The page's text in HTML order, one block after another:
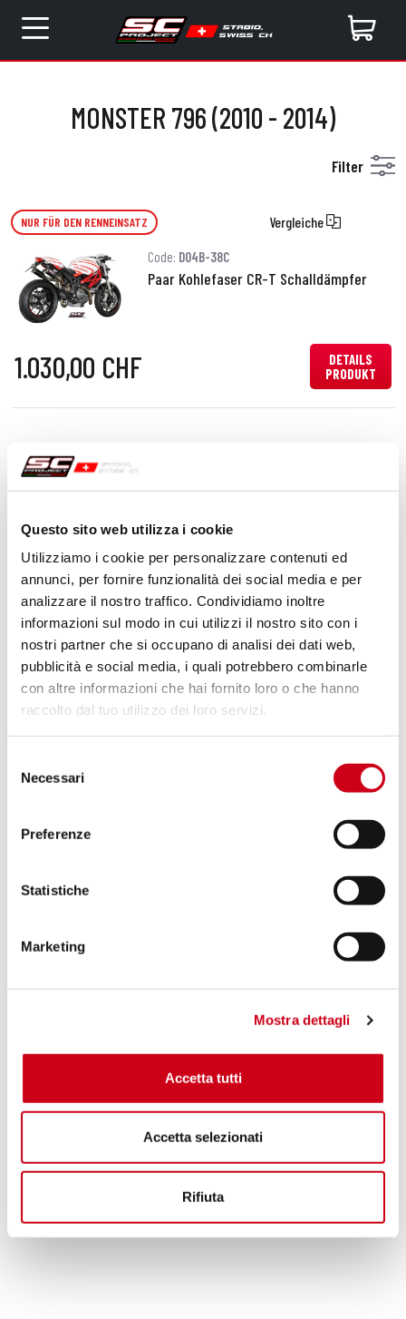
Questo sito web utilizza i cookie
Utilizziamo i cookie per personalizzare contenuti ed
annunci, per fornire funzionalità dei social media e per
analizzare il nostro traffico. Condividiamo inoltre
informazioni sul modo in cui utilizzi il nostro sito con i
nostri partner che si occupano di analisi dei dati web,
pubblicità e social media, i quali potrebbero combinarle
con altre informazioni che hai fornito loro o che hanno
raccolto dal tuo utilizzo dei loro servizi.
delNecessari
Preferenze
Statistiche
Marketing
Mostra dettagli
Accetta tutti
Accetta selezionati
Rifiuta
MONSTER 796 (2010 - 2014)
Filter
NUR FÜR DEN RENNEINSATZ Vergleiche
Code: D04B-38C
Paar Kohlefaser CR-T Schalldämpfer
1.030,00 CHF
DETAILS
PRODUKT